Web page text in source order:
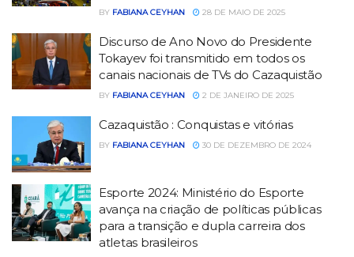
BY FABIANA CEYHAN 28 DE MAIO DE 2025
Discurso de Ano Novo do Presidente
Tokayev foi transmitido em todos os
canais nacionais de TVs do Cazaquistão
BY FABIANA CEYHAN 2 DE JANEIRO DE 2025
Cazaquistão : Conquistas e vitórias
BY FABIANA CEYHAN 30 DE DEZEMBRO DE 2024
Esporte 2024: Ministério do Esporte
avança na criação de políticas públicas
para a transição e dupla carreira dos
atletas brasileiros